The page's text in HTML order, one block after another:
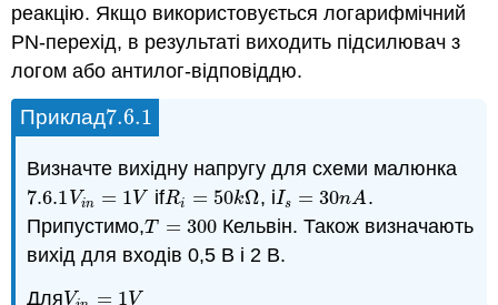
реакцію. Якщо використовується логарифмічний
PN-перехід, в результаті виходить підсилювач з
логом або антилог-відповіддю.
Приклад7.6.1
7.6.1
Визначте вихідну напругу для схеми малюнка
7.6.1
7.6.1Vin = 1V
Vin =1 V ifRi = 50kΩ
Ri=50kΩ , іIs = 30nA
Is=30nA
.
Припустимо,T = 300
T=300
Кельвін. Також визначають
вихід для входів 0,5 В і 2 В.
ДляV = 1V
Vin =1 V